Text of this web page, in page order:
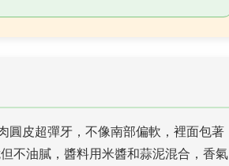
圓皮超彈牙，不像南部偏軟，裡面包著
不油膩，醬料用米醬和蒜泥混合，香氣